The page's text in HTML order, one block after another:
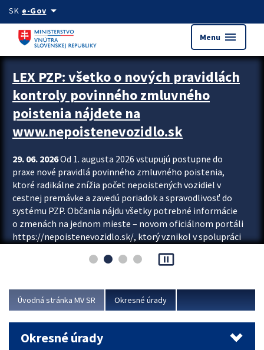
Preskocit na hlavný obsah
SK e-Govarrow_drop_down
Menu menu
Zastavit automatický posun upútavok
LEX PZP: všetko o nových pravidlách
kontroly povinného zmluvného
poistenia nájdete na
www.nepoistenevozidlo.sk
29. 06. 2026Od 1. augusta 2026 vstupujú postupne do
praxe nové pravidlá povinného zmluvného poistenia,
ktoré radikálne znížia počet nepoistených vozidiel v
cestnej premávke a zavedú poriadok a spravodlivosť do
systému PZP. Občania nájdu všetky potrebné informácie
o zmenách na jednom mieste – novom oficiálnom portáli
https://nepoistenevozidlo.sk/, ktorý vznikol v spolupráci
asociácie poisťovní (SLASPO) a Ministerstva vnútra SR.
Viac
pause_presentation
Úvodná stránka MV SR Okresné úrady
Okresné úrady